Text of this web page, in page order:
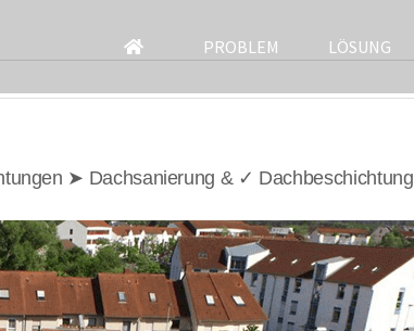
for:
PROBLEM LÖSUNG
➤ Dachsanierung & ✓ Dachbeschichtung